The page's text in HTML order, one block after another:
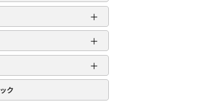
［スロット対象機種アリ］
＋
ライオン］
ラ］
ゴリラ］
］
＋
王
王
＋
ク